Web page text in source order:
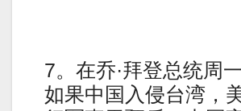
7。在乔·拜登总统周
如果中国入侵台湾，